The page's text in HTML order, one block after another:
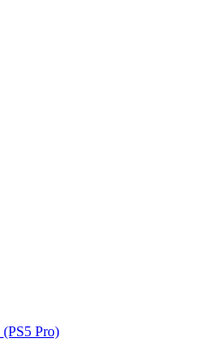
Pro)